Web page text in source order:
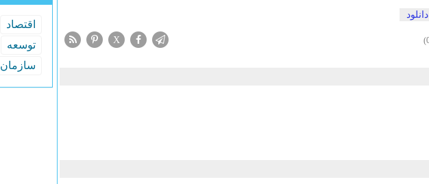
دانلود
X
اقتصاد
توسعه
سازمان